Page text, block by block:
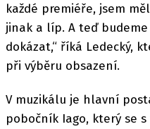
každé premiéře, jsem
jinak a líp. A teď
dokázat,“ říká Ledecký,
při výběru obsazení.
V muzikálu je hlavní
pobočník Iago, který se